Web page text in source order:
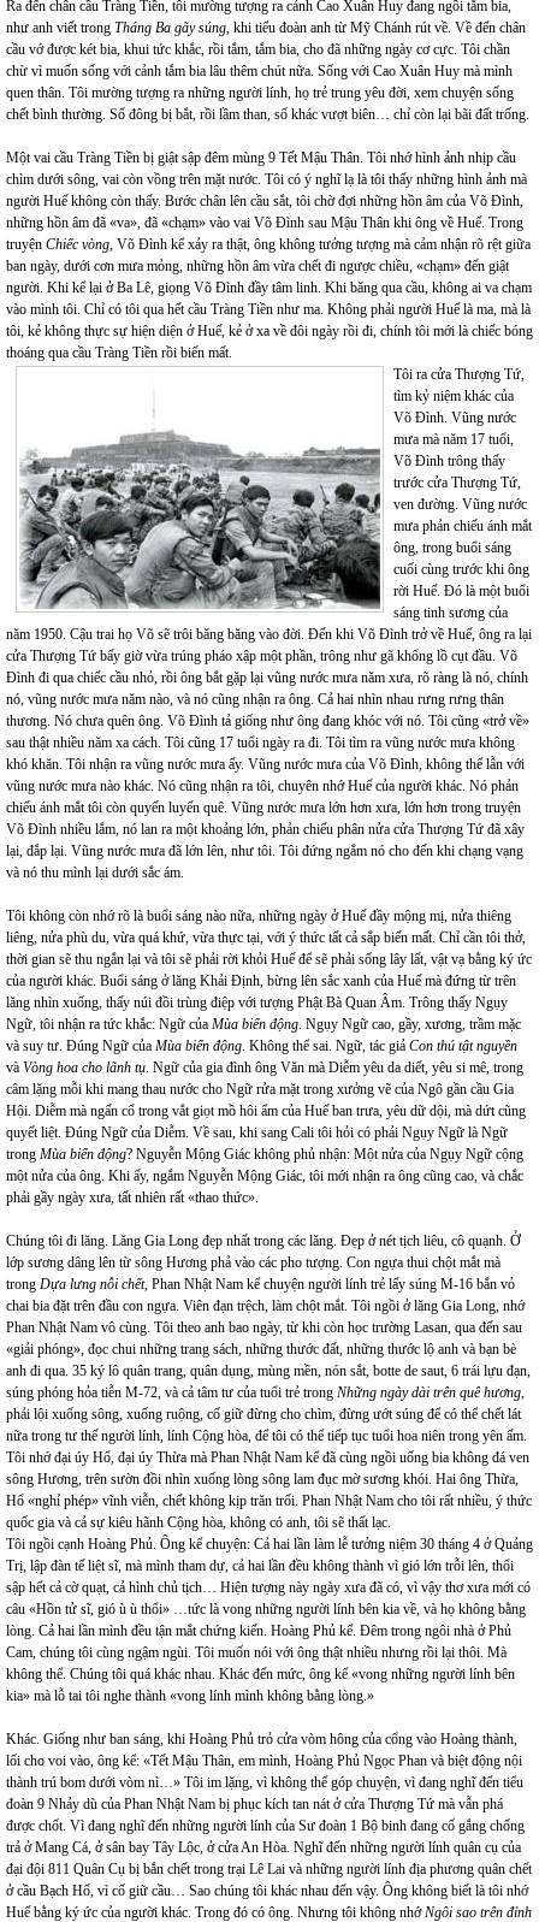
Ra đến chân cầu Tràng Tiền, tôi mường tượng ra cảnh Cao Xuân Huy đang ngồi tắm bia,
như anh viết trong Tháng Ba gãy súng, khi tiểu đoàn anh từ Mỹ Chánh rút về. Về đến chân
cầu vớ được két bia, khui tức khắc, rồi tắm, tắm bia, cho đã những ngày cơ cực. Tôi chần
chừ vì muốn sống với cảnh tắm bia lâu thêm chút nữa. Sống với Cao Xuân Huy mà mình
quen thân. Tôi mường tượng ra những người lính, họ trẻ trung yêu đời, xem chuyện sống
chết bình thường. Số đông bị bắt, rồi lầm than, số khác vượt biên… chỉ còn lại bãi đất trống.
Một vai cầu Tràng Tiền bị giật sập đêm mùng 9 Tết Mậu Thân. Tôi nhớ hình ảnh nhịp cầu
chìm dưới sông, vai còn vồng trên mặt nước. Tôi có ý nghĩ lạ là tôi thấy những hình ảnh mà
người Huế không còn thấy. Bước chân lên cầu sắt, tôi chờ đợi những hồn âm của Võ Đình,
những hồn âm đã «va», đã «chạm» vào vai Võ Đình sau Mậu Thân khi ông về Huế. Trong
truyện Chiếc vòng, Võ Đình kể xảy ra thật, ông không tưởng tượng mà cảm nhận rõ rệt giữa
ban ngày, dưới cơn mưa mỏng, những hồn âm vừa chết đi ngược chiều, «chạm» đến giật
người. Khi kể lại ở Ba Lê, giọng Võ Đình đầy tâm linh. Khi băng qua cầu, không ai va chạm
vào mình tôi. Chỉ có tôi qua hết cầu Tràng Tiền như ma. Không phải người Huế là ma, mà là
tôi, kẻ không thực sự hiện diện ở Huế, kẻ ở xa về đôi ngày rồi đi, chính tôi mới là chiếc bóng
thoáng qua cầu Tràng Tiền rồi biến mất.
Tôi ra cửa Thượng Tứ,
tìm kỷ niệm khác của
Võ Đình. Vũng nước
mưa mà năm 17 tuổi,
Võ Đình trông thấy
trước cửa Thượng Tứ,
ven đường. Vũng nước
mưa phản chiếu ánh mắt
ông, trong buổi sáng
cuối cùng trước khi ông
rời Huế. Đó là một buổi
sáng tinh sương của
năm 1950. Cậu trai họ Võ sẽ trôi băng băng vào đời. Đến khi Võ Đình trở về Huế, ông ra lại
cửa Thượng Tứ bấy giờ vừa trúng pháo xập một phần, trông như gã khổng lồ cụt đầu. Võ
Đình đi qua chiếc cầu nhỏ, rồi ông bắt gặp lại vũng nước mưa năm xưa, rõ ràng là nó, chính
nó, vũng nước mưa năm nào, và nó cũng nhận ra ông. Cả hai nhìn nhau rưng rưng thân
thương. Nó chưa quên ông. Võ Đình tả giống như ông đang khóc với nó. Tôi cũng «trở về»
sau thật nhiều năm xa cách. Tôi cũng 17 tuổi ngày ra đi. Tôi tìm ra vũng nước mưa không
khó khăn. Tôi nhận ra vũng nước mưa ấy. Vũng nước mưa của Võ Đình, không thể lẫn với
vũng nước mưa nào khác. Nó cũng nhận ra tôi, chuyên nhớ Huế của người khác. Nó phản
chiếu ánh mắt tôi còn quyến luyến quê. Vũng nước mưa lớn hơn xưa, lớn hơn trong truyện
Võ Đình nhiều lắm, nó lan ra một khoảng lớn, phản chiếu phân nửa cửa Thượng Tứ đã xây
lại, đắp lại. Vũng nước mưa đã lớn lên, như tôi. Tôi đứng ngắm nó cho đến khi chạng vạng
và nó thu mình lại dưới sắc ám.
Tôi không còn nhớ rõ là buổi sáng nào nữa, những ngày ở Huế đầy mộng mị, nửa thiêng
liêng, nửa phù du, vừa quá khứ, vừa thực tại, với ý thức tất cả sắp biến mất. Chỉ cần tôi thở,
thời gian sẽ thu ngắn lại và tôi sẽ phải rời khỏi Huế để sẽ phải sống lây lất, vật vạ bằng ký ức
của người khác. Buổi sáng ở lăng Khải Định, bừng lên sắc xanh của Huế mà đứng từ trên
lăng nhìn xuống, thấy núi đồi trùng điệp với tượng Phật Bà Quan Âm. Trông thấy Ngụy
Ngữ, tôi nhận ra tức khắc: Ngữ của Mùa biển động. Ngụy Ngữ cao, gầy, xương, trầm mặc
và suy tư. Đúng Ngữ của Mùa biển động. Không thể sai. Ngữ, tác giả Con thú tật nguyền
và Vòng hoa cho lãnh tụ. Ngữ của gia đình ông Văn mà Diễm yêu da diết, yêu si mê, trong
câm lặng mỗi khi mang thau nước cho Ngữ rửa mặt trong xưởng vẽ của Ngô gần cầu Gia
Hội. Diễm mà ngấn cổ trong vắt giọt mồ hôi ẩm của Huế ban trưa, yêu dữ dội, mà dứt cũng
quyết liệt. Đúng Ngữ của Diễm. Về sau, khi sang Cali tôi hỏi có phải Ngụy Ngữ là Ngữ
trong Mùa biển động? Nguyễn Mộng Giác không phủ nhận: Một nửa của Ngụy Ngữ cộng
một nửa của ông. Khi ấy, ngắm Nguyễn Mộng Giác, tôi mới nhận ra ông cũng cao, và chắc
phải gầy ngày xưa, tất nhiên rất «thao thức».
Chúng tôi đi lăng. Lăng Gia Long đẹp nhất trong các lăng. Đẹp ở nét tịch liêu, cô quạnh. Ở
lớp sương dâng lên từ sông Hương phả vào các pho tượng. Con ngựa thui chột mắt mà
trong Dựa lưng nỗi chết, Phan Nhật Nam kể chuyện người lính trẻ lấy súng M-16 bắn vỏ
chai bia đặt trên đầu con ngựa. Viên đạn trệch, làm chột mắt. Tôi ngồi ở lăng Gia Long, nhớ
Phan Nhật Nam vô cùng. Tôi theo anh bao ngày, từ khi còn học trường Lasan, qua đến sau
«giải phóng», đọc chui những trang sách, những thước đất, những thước lộ anh và bạn bè
anh đi qua. 35 ký lô quân trang, quân dụng, mùng mền, nón sắt, botte de saut, 6 trái lựu đạn,
súng phóng hỏa tiễn M-72, và cả tâm tư của tuổi trẻ trong Những ngày dài trên quê hương,
phải lội xuống sông, xuống ruộng, cố giữ đừng cho chìm, đừng ướt súng để có thể chết lát
nữa trong tư thế người lính, lính Cộng hòa, để tôi có thể tiếp tục tuổi hoa niên trong yên ấm.
Tôi nhớ đại úy Hổ, đại úy Thừa mà Phan Nhật Nam kể đã cùng ngồi uống bia không đá ven
sông Hương, trên sườn đồi nhìn xuống lòng sông lam đục mờ sương khói. Hai ông Thừa,
Hổ «nghỉ phép» vĩnh viễn, chết không kịp trăn trối. Phan Nhật Nam cho tôi rất nhiều, ý thức
quốc gia và cả sự kiêu hãnh Cộng hòa, không có anh, tôi sẽ thất lạc.
Tôi ngồi cạnh Hoàng Phủ. Ông kể chuyện: Cả hai lần làm lễ tưởng niệm 30 tháng 4 ở Quảng
Trị, lập đàn tế liệt sĩ, mà mình tham dự, cả hai lần đều không thành vì gió lớn trỗi lên, thổi
sập hết cả cờ quạt, cả hình chủ tịch… Hiện tượng này ngày xưa đã có, vì vậy thơ xưa mới có
câu «Hồn tử sĩ, gió ù ù thổi» …tức là vong những người lính bên kia về, và họ không bằng
lòng. Cả hai lần mình đều tận mắt chứng kiến. Hoàng Phủ kể. Đêm trong ngôi nhà ở Phủ
Cam, chúng tôi cùng ngậm ngùi. Tôi muốn nói với ông thật nhiều nhưng rồi lại thôi. Mà
không thể. Chúng tôi quá khác nhau. Khác đến mức, ông kể «vong những người lính bên
kia» mà lỗ tai tôi nghe thành «vong lính mình không bằng lòng.»
Khác. Giống như ban sáng, khi Hoàng Phủ trỏ cửa vòm hông của cổng vào Hoàng thành,
lối cho voi vào, ông kể: «Tết Mậu Thân, em mình, Hoàng Phủ Ngọc Phan và biệt động nội
thành trú bom dưới vòm nì…» Tôi im lặng, vì không thể góp chuyện, vì đang nghĩ đến tiểu
đoàn 9 Nhảy dù của Phan Nhật Nam bị phục kích tan nát ở cửa Thượng Tứ mà vẫn phá
được chốt. Vì đang nghĩ đến những người lính của Sư đoàn 1 Bộ binh đang cố gắng chống
trả ở Mang Cá, ở sân bay Tây Lộc, ở cửa An Hòa. Nghĩ đến những người lính quân cụ của
đại đội 811 Quân Cụ bị bắn chết trong trại Lê Lai và những người lính địa phương quân chết
ở cầu Bạch Hổ, vì cố giữ cầu… Sao chúng tôi khác nhau đến vậy. Ông không biết là tôi nhớ
Huế bằng ký ức của người khác. Trong đó có ông. Nhưng tôi không nhớNgôi sao trên đỉnh